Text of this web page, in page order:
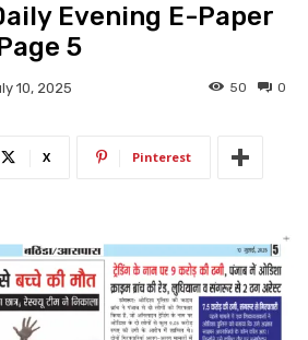
Evening E-Paper
5
10, 2025 0
50
X Pinterest